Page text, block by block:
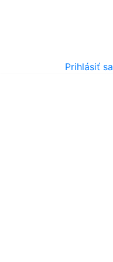
Prihlásiť sa